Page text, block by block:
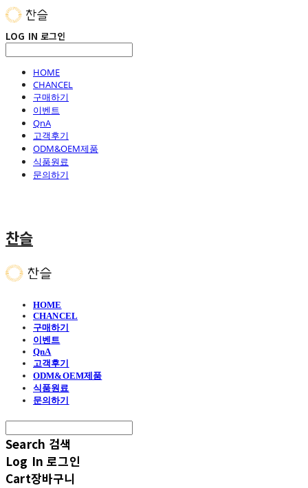
LOG IN 로그인
HOME
CHANCEL
구매하기
이벤트
QnA
고객후기
ODM&OEM제품
식품원료
문의하기
찬슬
HOME
CHANCEL
구매하기
이벤트
QnA
고객후기
ODM&OEM제품
식품원료
문의하기
Search 검색
Log In 로그인
Cart장바구니